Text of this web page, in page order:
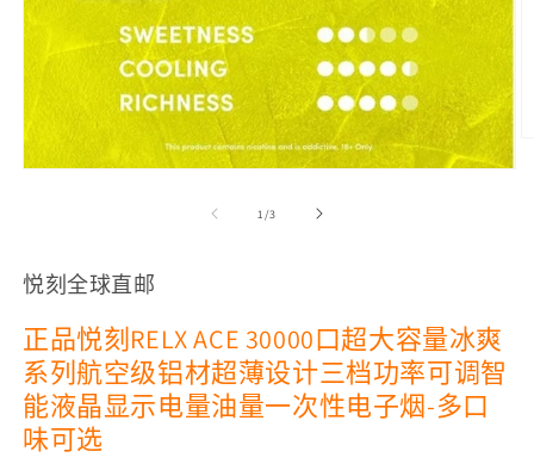
口
中
开
媒
体
文
件
1
1//3
悦刻全球直邮
正品悦刻RELX ACE 30000口超大容量冰爽
系列航空级铝材超薄设计三档功率可调智
能液晶显示电量油量一次性电子烟-多口
味可选